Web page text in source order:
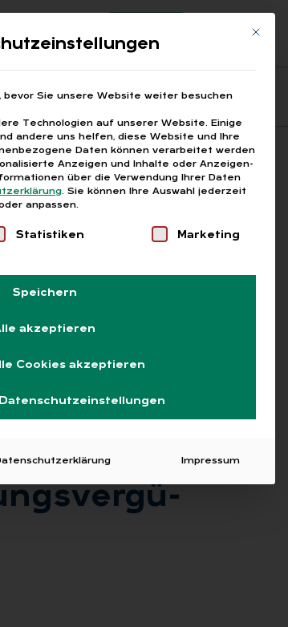
ARGEn Printausgaben
Mit
bevor Sie unsere Website weiter besuchen
Technologien auf unserer Website. Einige
andere uns helfen, diese Website und Ihre
Daten können verarbeitet werden
Anzeigen und Inhalte oder Anzeigen-
über die Verwendung Ihrer Daten
. Sie können Ihre Auswahl jederzeit
anpassen.
Gruppen, für die eine
Statistiken
Marketing
Speichern
akzeptieren
Cookies akzeptieren
Impressum